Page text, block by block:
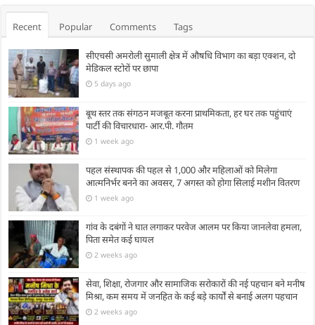
Recent Popular Comments Tags
सीएचसी अमरोली सुमाली क्षेत्र में औषधि विभाग का बड़ा एक्शन, दो
मेडिकल स्टोरों पर छापा
5 days ago
बूथ स्तर तक संगठन मजबूत करना प्राथमिकता, हर घर तक पहुंचाएं
पार्टी की विचारधारा- आर.पी. गौतम
1 week ago
पहल संस्थापक की पहल से 1,000 और महिलाओं को मिलेगा
आत्मनिर्भर बनने का अवसर, 7 अगस्त को होगा सिलाई मशीन वितरण
1 week ago
गांव के दबंगों ने घात लगाकर परवेज आलम पर किया जानलेवा हमला,
पिता समेत कई घायल
2 weeks ago
सेवा, शिक्षा, रोजगार और सामाजिक सरोकारों की नई पहचान बने मनीष
मिश्रा, कम समय में जनहित के कई बड़े कार्यों से बनाई अलग पहचान
2 weeks ago